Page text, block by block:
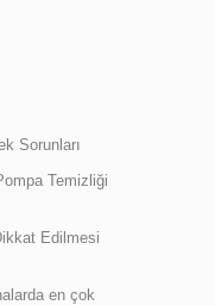
Sorunları
Temizliği
Edilmesi
en çok